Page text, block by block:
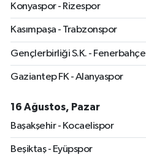
Konyaspor - Rizespor
Kasımpaşa - Trabzonspor
Gençlerbirliği S.K. - Fenerbahçe
Gaziantep FK - Alanyaspor
16 Ağustos, Pazar
Başakşehir - Kocaelispor
Beşiktaş - Eyüpspor